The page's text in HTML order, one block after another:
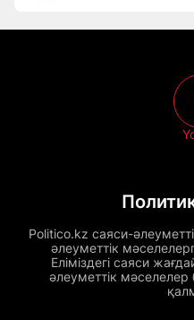
Politico.kz саяси-
әлеуметтік
Еліміздегі саяси
әлеуметтік